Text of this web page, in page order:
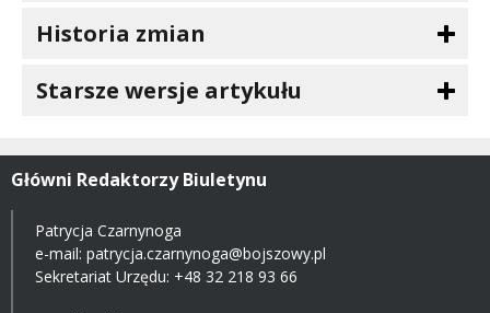
Historia zmian
Starsze wersje artykułu
Główni Redaktorzy Biuletynu
Patrycja Czarnynoga
e-mail: patrycja.czarnynoga@bojszowy.pl
Sekretariat Urzędu: +48 32 218 93 66